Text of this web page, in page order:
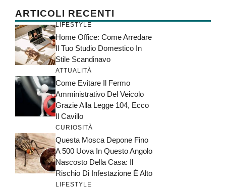
ARTICOLI RECENTI
LIFESTYLE
Home Office: Come Arredare
Il Tuo Studio Domestico In
Stile Scandinavo
ATTUALITÀ
Come Evitare Il Fermo
Amministrativo Del Veicolo
Grazie Alla Legge 104, Ecco
Il Cavillo
CURIOSITÀ
Questa Mosca Depone Fino
A 500 Uova In Questo Angolo
Nascosto Della Casa: Il
Rischio Di Infestazione È Alto
LIFESTYLE